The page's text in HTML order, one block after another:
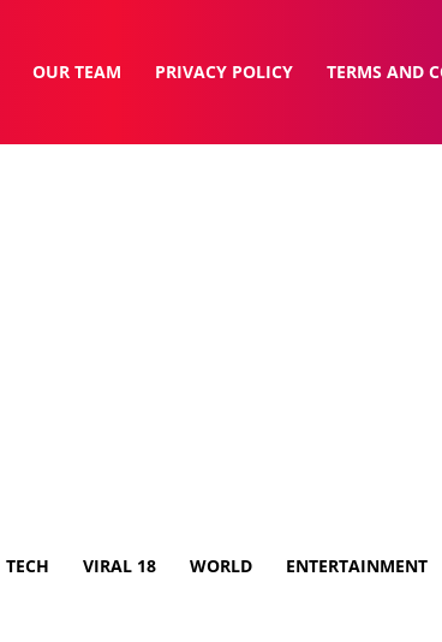
OUR TEAM PRIVACY POLICY TERMS AND
TECH VIRAL 18 WORLD ENTERTAINMENT